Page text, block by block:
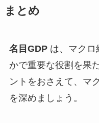
まとめ
名目GDPは、マクロ
かで重要な役割を果
ントをおさえて、マ
を深めましょう。